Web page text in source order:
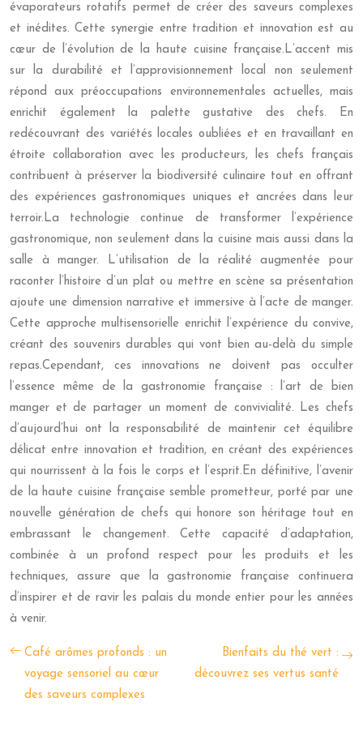
évaporateurs rotatifs permet de créer des saveurs complexes
et inédites. Cette synergie entre tradition et innovation est au
cœur de l’évolution de la haute cuisine française.L’accent mis
sur la durabilité et l’approvisionnement local non seulement
répond aux préoccupations environnementales actuelles, mais
enrichit également la palette gustative des chefs. En
redécouvrant des variétés locales oubliées et en travaillant en
étroite collaboration avec les producteurs, les chefs français
contribuent à préserver la biodiversité culinaire tout en offrant
des expériences gastronomiques uniques et ancrées dans leur
terroir.La technologie continue de transformer l’expérience
gastronomique, non seulement dans la cuisine mais aussi dans la
salle à manger. L’utilisation de la réalité augmentée pour
raconter l’histoire d’un plat ou mettre en scène sa présentation
ajoute une dimension narrative et immersive à l’acte de manger.
Cette approche multisensorielle enrichit l’expérience du convive,
créant des souvenirs durables qui vont bien au-delà du simple
repas.Cependant, ces innovations ne doivent pas occulter
l’essence même de la gastronomie française : l’art de bien
manger et de partager un moment de convivialité. Les chefs
d’aujourd’hui ont la responsabilité de maintenir cet équilibre
délicat entre innovation et tradition, en créant des expériences
qui nourrissent à la fois le corps et l’esprit.En définitive, l’avenir
de la haute cuisine française semble prometteur, porté par une
nouvelle génération de chefs qui honore son héritage tout en
embrassant le changement. Cette capacité d’adaptation,
combinée à un profond respect pour les produits et les
techniques, assure que la gastronomie française continuera
d’inspirer et de ravir les palais du monde entier pour les années
à venir.
Café arômes profonds : un
voyage sensoriel au cœur
des saveurs complexes
Bienfaits du thé vert :
découvrez ses vertus santé